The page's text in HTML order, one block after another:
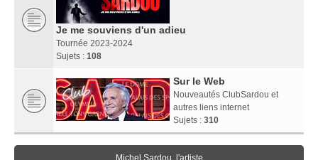
Je me souviens d'un adieu
Tournée 2023-2024
Sujets : 108
Sur le Web
Nouveautés ClubSardou et
autres liens internet
Sujets : 310
Michel Sardou, l'artiste